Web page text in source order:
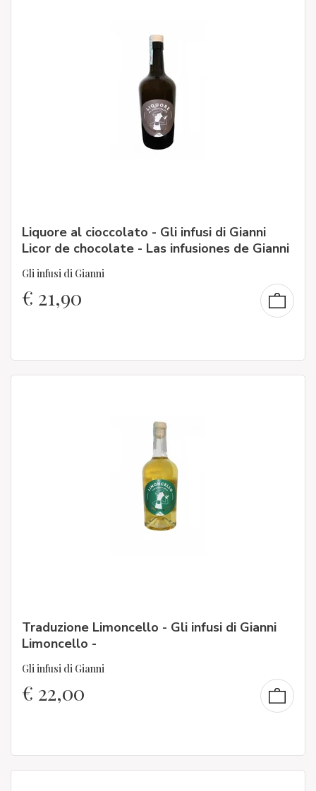
Liquore al cioccolato - Gli infusi di Gianni
Licor de chocolate - Las infusiones de Gianni
Gli infusi di Gianni
€ 21,90
Traduzione Limoncello - Gli infusi di Gianni
Limoncello -
Gli infusi di Gianni
€ 22,00